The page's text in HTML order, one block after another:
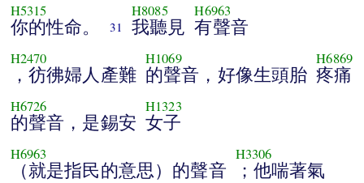
H5315
你的性命。 31
H8085
我聽見
H6963
有聲音
H2470
，彷彿婦人產難
H1069
的聲音，好像生頭胎
H6869
疼痛
H6726
的聲音，是錫安
H1323
女子
H6963
（就是指民的意思）的聲音
H3306
；他喘著氣